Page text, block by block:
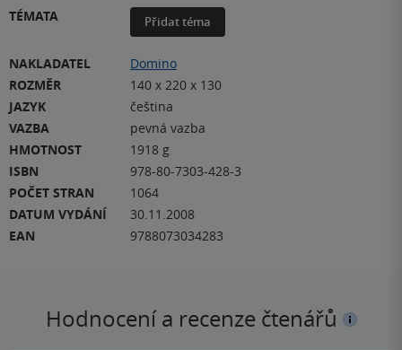
TÉMATA
Přidat téma
NAKLADATEL
Domino
ROZMĚR
140 x 220 x 130
JAZYK
čeština
VAZBA
pevná vazba
HMOTNOST
1918 g
ISBN
978-80-7303-428-3
POČET STRAN
1064
DATUM VYDÁNÍ
30.11.2008
EAN
9788073034283
Hodnocení a recenze čtenářů